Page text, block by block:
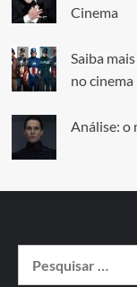
Cinema
Saiba
no cinema
Análise: o